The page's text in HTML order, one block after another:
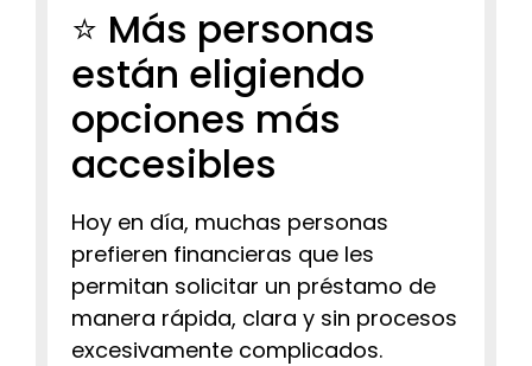
⭐ Más personas
están eligiendo
opciones más
accesibles
Hoy en día, muchas personas
prefieren financieras que les
permitan solicitar un préstamo de
manera rápida, clara y sin procesos
excesivamente complicados.